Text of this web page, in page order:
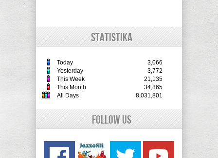
STATISTIKA
Today
3,066
Yesterday
3,772
This Week
21,135
This Month
34,865
All Days
8,031,801
Follow Us